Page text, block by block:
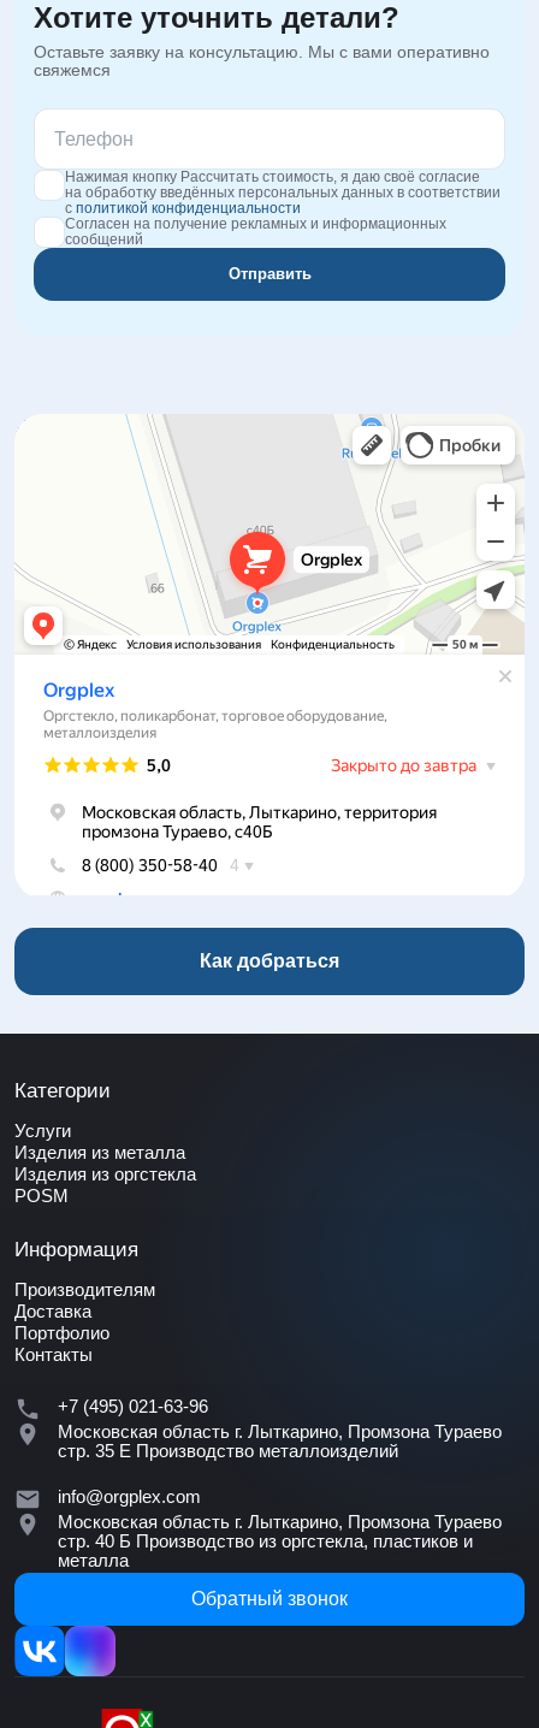
Хотите уточнить детали?
Оставьте заявку на консультацию. Мы с вами оперативно
свяжемся
Нажимая кнопку Рассчитать стоимость, я даю своё согласие
на обработку введённых персональных данных в соответствии
с политикой конфиденциальности
Согласен на получение рекламных и информационных
сообщений
Отправить
Orgplex
Оргстекло, поликарбонат в Лыткарине
Торговое оборудование в Лыткарине
Как добраться
Категории
Услуги
Изделия из металла
Изделия из оргстекла
POSM
Информация
Производителям
Доставка
Портфолио
Контакты
+7 (495) 021-63-96
Московская область г. Лыткарино, Промзона Тураево
стр. 35 Е Производство металлоизделий
info@orgplex.com
Московская область г. Лыткарино, Промзона Тураево
стр. 40 Б Производство из оргстекла, пластиков и
металла
Обратный звонок